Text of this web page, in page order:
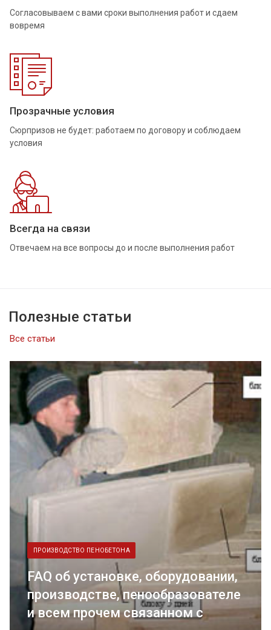
Согласовываем с вами сроки выполнения работ и сдаем
вовремя
Прозрачные условия
Сюрпризов не будет: работаем по договору и соблюдаем
условия
Всегда на связи
Отвечаем на все вопросы до и после выполнения работ
Все статьи
Полезные статьи
ПРОИЗВОДСТВО ПЕНОБЕТОНА
FAQ об установке, оборудовании,
производстве, пенообразователе
и всем прочем связанном с